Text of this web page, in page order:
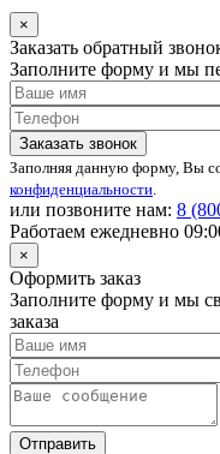
×
Заказать обратный
Заполните форму и мы
Заказать звонок
Заполняя данную форму, Вы
конфиденциальности.
или позвоните нам: 8
Работаем ежедневно
×
Оформить заказ
Заполните форму и мы
заказа
Отправить